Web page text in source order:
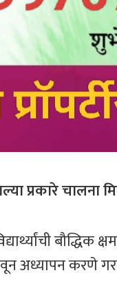
प्रकारे चालना
बौद्धिक
अध्यापन करणे